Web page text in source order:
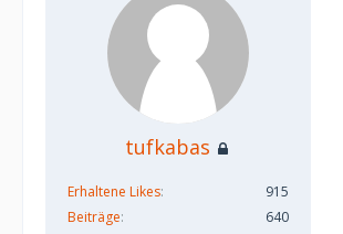
tufkabas
Erhaltene Likes
915
Beiträge
640